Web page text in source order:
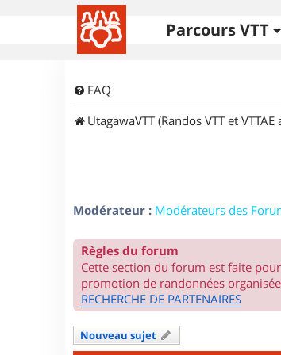
Parcours VTT
FAQ
UtagawaVTT (Randos VTT et VTTAE
Modérateur : Modérateurs des
Règles du forum
Cette section du forum est faite
promotion de randonnées
RECHERCHE DE PARTENAIRES
Nouveau sujet